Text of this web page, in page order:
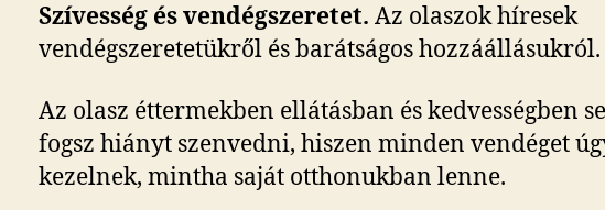
Szívesség és vendégszeretet. Az olaszok híresek
vendégszeretetükről és barátságos hozzáállásukról.
Az olasz éttermekben ellátásban és kedvességben
fogsz hiányt szenvedni, hiszen minden vendéget
kezelnek, mintha saját otthonukban lenne.